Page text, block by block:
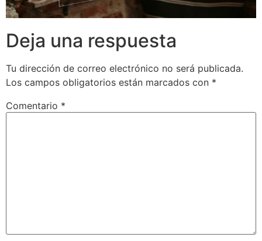
Deja una respuesta
Tu dirección de correo electrónico no será publicada.
Los campos obligatorios están marcados con *
Comentario *